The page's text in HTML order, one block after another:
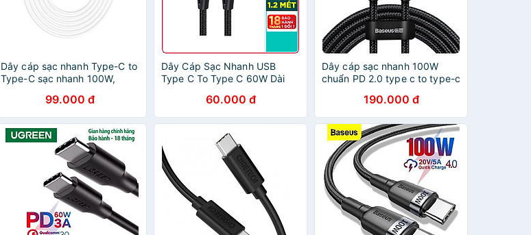
Dây cáp sạc nhanh Type-C to
Type-C sạc nhanh 100W,
android như samsung, oppo...
- hàng nhập khẩu
99.000 đ
Dây Cáp Sạc Nhanh USB
Type C To Type C 60W Dài
iPhone 15 CHOETECH XCC-
1003 - Hàng Chính Hãng
60.000 đ
Dây cáp sạc nhanh 100W
chuẩn PD 2.0 type c to type-c
Type C to Type C cho iPad
Pro 2018 / 2020 / Samsung /
Huawei / Xiaomi / Tablet /
Macbook / Laptop Type C
(sạc nhanh 5A,truyền tải data
480Mbps) - Hàng nhập khẩu
190.000 đ